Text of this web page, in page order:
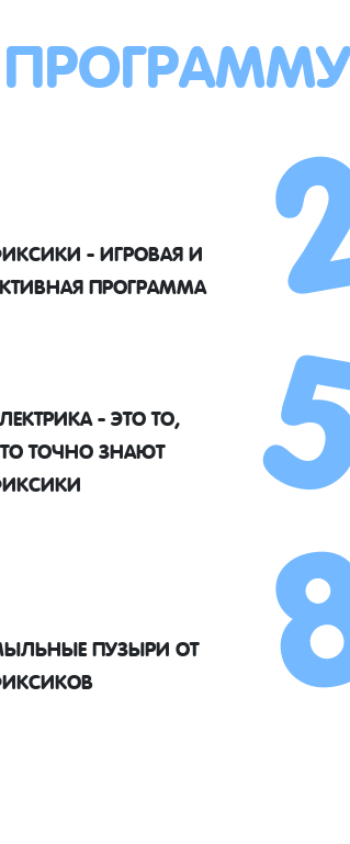
- ИГРОВАЯ И
ПРОГРАММА
- ЭТО ТО,
ТОЧНО ЗНАЮТ
ПУЗЫРИ ОТ